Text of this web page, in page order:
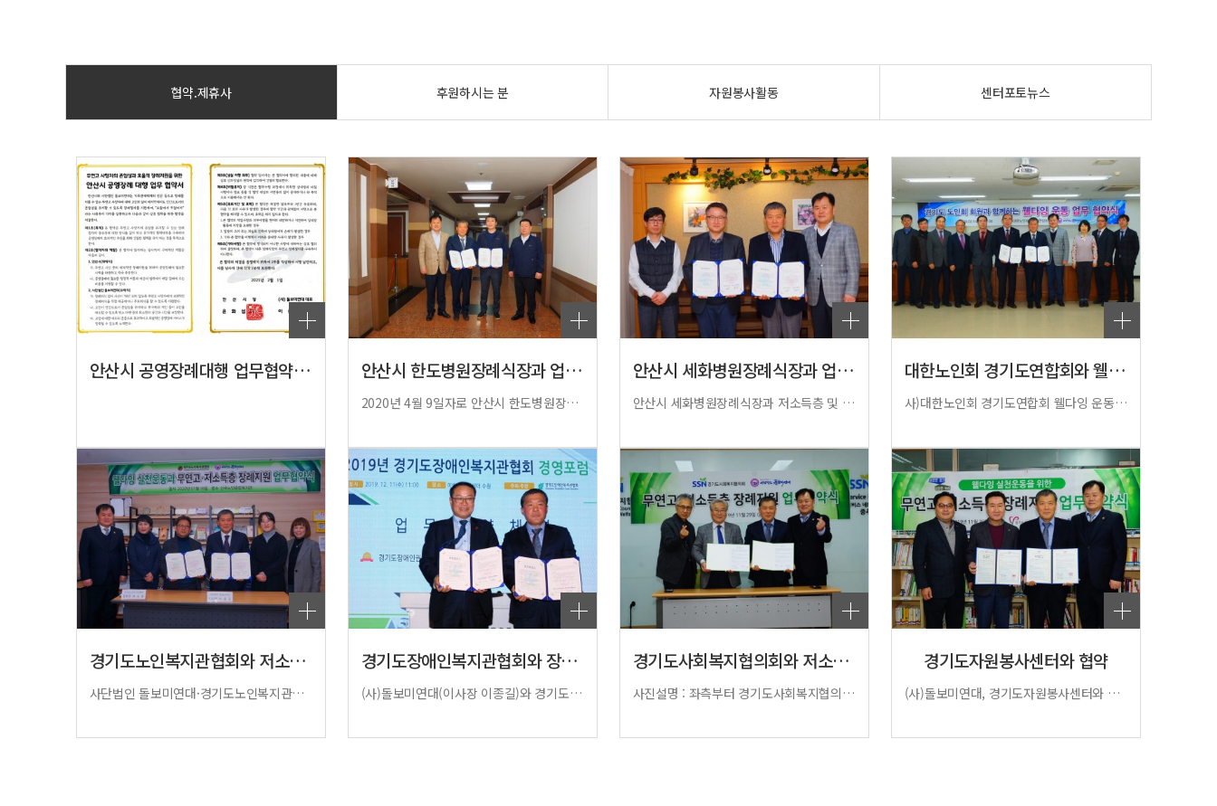
협약.제휴사 후원하시는 분 자원봉사활동 센터포토뉴스
안산시 공영장례대행 업무협약 체결 완료 안산시 한도병원장례식장과 업무협약
2020년 4월 9일자로 안산시 한도병원장례식장과 저소득자. 무연고 사망자에 대한 장례지원 업무협약을 맺었습니다. 이날 협약으로 군자장례식장, 근로복지공단장례식장, 세회병원장례식장에 이어 4번째 거점 장례식장으로 보다 나은 장례지원 서비스를 갖추게 되었습니다.
안산시 세화병원장례식장과 업무협약
안산시 세화병원장례식장과 저소득층 및 무연고 사망자 장례지원 서비스를 위한 업무협약을 맺었습니다.
대한노인회 경기도연합회와 웰다잉 운동과 무연…
사)대한노인회 경기도연합회 웰다잉 운동과 무연고자 장례를 위한 업무협약 체결 돌보미연대(이사장 이종길)와 대한노인회 경기도연합회(회장 이종한)가 2월 14일(금) 수원시 소재 경기도노인회관 3층 회의실에서 국장과 산하 각 센터장이 참여한 가운데 이정진 총무국장 사회로 웰다잉 운동과 무연고자 장례사업에 관한 업무협약을 체결했다. 이날 협약으로 대한노인회 경기도연합회 회원과 저소득층 노인에 대한 복지증진을 위한 무연고자 장례지원과 웰다잉 운동을 자원봉사프로그램과 접목하여 추진하기로 의견을 모으고, '베이비붐' 세대의 노령인구 편입 가속화 시점에서 노인 고독사 예방과 빈곤 노령층의 고비용 장례의 문제점을 해결하기 위하여 시·군·구 44개 지회와 252개 분회별로 시행 중인 현장 ‘맞춤 노인돌봄서비스’를 통하여 웰다잉 운동과 장례지원 서비스를 본격적으로 펼쳐 나가기로 했다. ​이로써 경기도는 약 812만(국가통계포털, 2020년 기준) 전체 노령인구 중 21%에 해당하는 170만 노령인구의 (사)대한노인회 경기도연합회 회원들이 실질적으로 장례지원과 웰다잉 혜택을 보게 되었다. 돌보미연대 이종길 이사장은 “여느 시·도 보다 고령 인구 비중이 높은 경기도는 노인층 저소득자와 무연고자 발생이 예상보다 높게 가파른 상승곡선을 그리고 있다며, 이를 위한 구체적인 대책이 필요함에도 현 무연고 사망자 처리는 인간의 존엄성을 상실한 시신 처리 수준을 벗어나지 못하는 안타까운 실정이라며, 이러한 우리 사회의 어두운 단면을 돌보미연대 실행기관인 한국장례지원센터가 기꺼이 감당하겠다고 밝히고, 대한노인회 경기도연합회와 협약을 맺음으로 실제적인 현장 서비스가 이루어지게 되어서 다행이라고 기대감을 나타냈다. ​경기도연합회 이종한 회장 또한 “대한노인회 경기도연합회의 주 업무임에도 그동안 지지부진한 웰다잉 실천사업을 공동 추진함으로써 아름답게 생을 마감하는 실질적인 사업이 되어야 한다고 밝히고, 경기도 1만여 개 경로당에 결부를 시켜 현장 책임자들이 천국노트(유언)를 작성하게 하여 마지막 인생을 준비하게 하는 것이 좋겠다” 며 “이번 업무협약을 통해서 실질적이고 선도적인 웰다잉 사업으로 발전시켜 전국으로 확산하기를 바란다”고 의미를 부여하며 높은 기대감을 나타냈다. 한편 사)돌보미연대 실행기관인 한국장례지원센터가 지원하는 장례지원 서비스는 무연고자 사망 시, 각 시·군·구나 대한노인회경기연합회와 그동안 협약을 맺은 단체에서 요청해 오면 장례지도사와 자원봉사자를 파견하여 입관, 제례, 종교의식, 영결식, 화장, 봉안, 안치에 이르는 전반적인 장례를 지원하고, 국민기초생활보장 수급자 장제비를 초과하는 부분의 비용을 지원한다고 밝혔다. ​경인투데이/박기표 기자(pkpyo78@hanmail.net)
경기도노인복지관협회와 저소득자·무연고 장례지…
사단법인 돌보미연대·경기도노인복지관협회 저소득자·무연고 장례지원 ‘업무협약’ (사)돌보미연대(이사장 이종길)와 경기도노인복지관협회(회장 배승룡)가 의정부 소재 신곡노인복지관 누리 사무실에서 웰다잉 실천운동과 경기도내 노인복지관 무연고·저소득층 장례지원에 관한 업무협약을 16일 체결했다. 이날 협약에 앞서 양 기관은 도내 노인복지관과 노인 재가 서비스 현장에서 발생하는 무연고·저소득자 사망 시 장례지원 애로사항에 대해 공감하고 긴밀히 협력해 나가로 의견을 모았다. 양 기관이 이번에 어르신 장례지원에 관해 업무협약을 맺게 돼 도내 노인복지관과 재가서비스 현장에서 장례지원 서비스가 한층 원활해질 것으로 기대된다. ​ 이어 양 기관은 고독사 방지와 갑작스러운 사망으로 생기기 쉬운 장례의 혼란 방지를 위해 후회 없는 죽음을 맞이하도록 준비하자는 ‘웰다잉운동’을 함께 펼쳐 나가기로 했다. 돌보미연대는 경기도사회복지협의회와 경기도장애인복지관협회에 이어 경기도노인복지관협회와의 업무협약으로 도내 3개 기관과 함께 어르신 장례 지원서비스와 웰다잉 실천운동을 펼칠 수 있게 됐다. 이종길 돌보미연대 이사장은 “어르신들은 일반인과 다르게 고독사 위험과 징후가 높은 계층이다. 현장에서 사회복지사뿐만 아니라 무엇보다 경기도내 노인복지관의 역할이 중요하다. 무연고와 저소득자 장례지원 서비스를 위해 협약단체들과 공동 노력하겠다.”고 밝혔다. 배승룡 경기도노인복지관협회장은 “노인들을 위한 웰다잉운동과 고독사 예방을 위한 캠페인을 펼치는 한편 무연고와 저소득층 노인을 위한 양질의 장례지원 서비스가 기대된다.”고 말했다. 박경조 한국장례지원센터장은 “장례문제는 현실적으로 스스로의 문제로 다가왔다. 장례비가 없어 장례를 치르지 못하고 시신처리 수준에 그치고 있는 현실이 암울하다. 장례지원 서비스는 현재와 미래세대를 위한 필요 불가결한 일이다. 죽음도 사회복지와 공동체 회복 차원으로 다뤄야 한다.”고 강조했다. <여종승 기자>저작권자 © 안산뉴스 무단전재 및 재배포 금지 복지타임스(복지넷) 보도문경기일보 보도문. 경기남부신문, 국제뉴스 보도문, 경인투데이 보도문, 일간투데이 보도문, 인천일보 보도문, 신아일보 보도문, 안산뉴스 보도문
경기도장애인복지관협회와 장애우 저소득자·무연…
(사)돌보미연대(이사장 이종길)와 경기도장애인복지관협회(회장 강기태)가 장애우 저소득자·무연고 사망자 장례지원 서비스는 물론 웰다잉운동과 장애우 지원을 위한 업무협약(MOU)을 11일 체결했다.이날 협약식은 경기도장애인복지관 소속 170여 명의 경영진과 종사자들이 한자리에 모여 기관 정보를 공유하기 위한 ‘경기도장애인복지관협회 경영포럼’이 열린 자리에서 진행됐다. 협약식은 경기도내 장애인복지관 종사자들이 지켜보는 가운데 진행돼 장애우 장례지원 부분에서 정보 공유와 서비스가 이뤄질 것으로 기대된다.양 기관의 이번 협약은 도내 장애인 장례지원 수요처 발굴과 관리를 위한 것으로 장애인복지관 종사자와 기관들의 협조를 통해 ‘장애우 장례 지원서비스’와 장애우 지원 사업을 함께 발굴키로 함은 물론 웰다잉운동 캠페인도 함께 전개해 나가기로 했다.이종길 돌보미연대 이사장은 “장애우들은 일반인과 다르게 고독사 위험과 징후가 높은 취약 계층으로 자칫 사회적 고립이 심화할 수 있는 열악한 환경에 처한 저소득자가 많다. 장례지원 사업뿐만 아니라 도움이 필요한 부분에서 지원사업도 함께 진행해 나가겠다.” 밝혔다.​​강기태 경기도장애인복지관협회장은 “현대사회는 죽음도 사회복지와 공동체 회복 차원에서 접근해야 한다. 사단법인 돌보미연대와의 업무협약으로 저소득 장애우들의 장례서비스가 높아질 것으로 기대된다.”고 말했다.​한편, (사)돌보미연대는 자원봉사기관, 사회복지기관, 종교기관을 시작으로 장애인복지기관과 업무협약을 이어가며 장애우와 종교, 사회복지 전반을 아우르는 장례지원 서비스와 웰다잉운동 캠페인 사업을 가속화하고 있다.
경기도사회복지협의회와 저소득자.무연고 장례지…
사진설명 : 좌측부터 경기도사회복지협의회 사무총장(김경태), 회장(이경학), (사)돌보미연대 이사장(이종길), 한국장례지원센터장(박경조)(사)돌보미연대, 경기도사회복지협의회와 저소득자.무연고 장례지원 서비스를 위한 업무협약 체결지난 29일, 경기도사회복지협의회 교육장에서 (사)돌보미연대(이사장 이종길)와 경기도사회복지협의회(회장 이경학)는 저소득자.무연고 장례지원 서비스와 웰다잉 캠페인 사업을 위한 협약(MOU)을 체결했다. 이날 협약은 도내 장례지원 수요처 발굴과 관리를 위해 마련되었으며 사회복지 종사자와 기관들의 협조를 통해서 원활한 장례 서비스를 제공하고 웰다잉 캠페인 사업도 함께 공유하기로 했다.이로써 (사)돌보미연대는 경기도자원봉사센터와 협약에 이어 경기도사회복지협의회와 협약을 체결하며 경기도 내 저소득층과 무연고자에 대한 장례지원 서비스가 한층 더 탄력을 받을 전망이다. 또한 양 기관은 저소득층 및 무연고자 장례사업과 죽음에 대한 적극적인 대비를 통해 평안한 노후를 영위하기 위한 웰다잉 사업을 함께 공유하고 경기도 내 지역별 특성에 맞는 전문자원 수급과 프로그램 개발을 통해 상호발전을 도모하기로 했다. 돌보미연대 이종길 이사장은 “교복 지원사업과 같은 주요 지원사업이 국가적 지원사업으로 발전하여 새로운 지원사업을 모색하던 중 장례문제로 어려움을 겪고 있는 분들과 생의 마지막 순간까지 인간의 존엄성마저 상실된 장례를 목격하고, 이를 지원하기 위하여 “한국장례지원센터라는 실행 기관을 설립했다” 고 밝혔다.한편 한국장례지원센터 박경조 센터장은 경기도사회복지협의회와 협약은 사실상 수요처 일선 현장의 손발이 되어줄 사회복지사들의 유기적인 협력을 얻게 된 것이라며, 나아가 행정력 지원을 위한 통장협의회와도 업무협약을 추진 중인 것으로 알려졌다.
경기도자원봉사센터와 협약
(사)돌보미연대, 경기도자원봉사센터와 협약 체결“ 장례지원 서비스와 웰다잉 운동에 대하여 상호간 협조키로”(사)돌보미연대(이사장 이종길)는 25일 경기도자원봉사센터(센터장 권석필)와 장례지원 서비스 사업과 웰다잉 운동에 관한 업무 협약식을 했다.이날 협약식에는 경기도자원봉사센터에서 진행되었으며, 양 기관은 저소득층 및 무연고자 장례지원 서비스사업과 웰다잉 사업을 함께 공유하기로 하고, 경기도 내 장례지원 서비스와 지역별 특성에 맞는 자원봉사 활동과 프로그램 개발을 위해 서로 협조하기로 했다.이로써 돌보미연대가 추진하고 있는 ‘한국장례지원센터’의 저소득층과 무연고자 장례사업은 든든한 우군을 얻게 되었으며, 죽음에 대한 적극적인 대비를 통해 평안한 노후를 영위하기 위한 웰다잉 사업도 크게 탄력을 받을 전망이다. 최근, 1인 가구 증가와 핵가족화 여기다 장기불황까지 겹쳐 장례에 부담을 느끼는 분들이 점차 늘어나고 있다. 고독사, 무연고 사망자까지 늘어나는 추세여서 장례는 가족만의 문제가 아닌 사회적 문제로 대두되고 있다. 이날 업무 협약으로 경기도 내 저소득층과 무연고자들의 장례에 대한 복지서비스를 받게 될 전망이며, 자원봉사 활동 또한 장례와 웰다잉 분야를 전문화하여 서비스할 계획이다.장례는 한 개인의 삶을 마무리하는 중요한 마지막 순간이다. 하지만 여러 가지 피치 못할 사정으로 마지막 죽음마저 존중받지 못하는 처지에 놓이는 분들이 늘고 있다. 이에 돌보미연대는 이들을 돕고 지원하기 위하여 기존의 지원사업을 정리하고 시대가 요구하고 있는 장례지원서비스 분야를 개척하고 나섰다.